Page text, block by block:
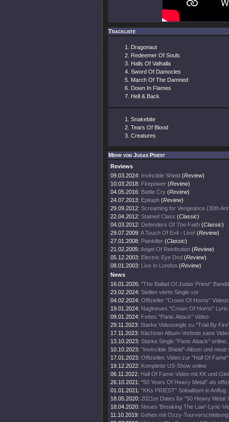
Trackliste
Dragonaut
Redeemer Of Souls
Halls Of Valhalla
Sword Of Damocles
March Of The Damned
Down In Flames
Hell & Back
Snakebite
Tears Of Blood
Creatures
Mehr von Judas Priest
Reviews
09.03.2024: Invincible Shield (Review)
10.03.2018: Firepower (Review)
04.05.2016: Battle Cry (Review)
24.07.2013: Epitaph (Review)
29.09.2012: Screaming for Vengeance (30th
22.04.2012: Stained Class (Classic)
04.03.2012: Defenders Of The Faith (Classic)
29.07.2009: A Touch Of Evil - Live! (Review)
27.01.2008: Painkiller (Classic)
21.02.2005: Angel Of Retribution (Review)
05.12.2003: Electric Eye Dvd (Review)
08.01.2003: Live In London (Review)
News
16.01.2026: "The Ballad Of Judas Priest"
23.02.2024: Stellen vierte Single vor
04.02.2024: Offizieller "Crown Of Horns"
19.01.2024: Naglneues "Crown Of Horns"
09.01.2024: Fettes "Panic Attack" Video
29.11.2023: Starke Videosingle zu "Trial By
17.11.2023: Nächster Album-Vorbote samt
13.10.2023: Starke Single "Panic Attack"
10.10.2023: "Invincible Shield"-Album und neue
17.01.2023: Offizielles Video zur "Hall Of
19.12.2022: Komplette US-Show online
06.11.2022: Hall Of Fame-Video mit KK und
26.10.2021: "50 Years Of Heavy Metal" als
01.01.2021: "KKs PRIEST" Soloalbum in Anflug
18.05.2020: 2021er Dates für "50 Heavy Metal
18.04.2020: Neues 'Breaking The Law'-Lyric-
11.10.2019: Gehen mit Ozzy-